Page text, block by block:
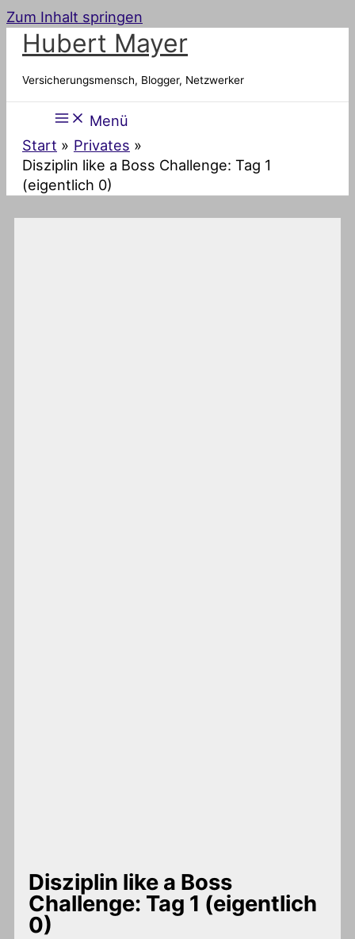
Zum Inhalt springen
Hubert Mayer
Versicherungsmensch, Blogger, Netzwerker
Menü
Start
Privates
Disziplin like a Boss Challenge: Tag 1
(eigentlich 0)
Disziplin like a Boss
Challenge: Tag 1 (eigentlich
0)